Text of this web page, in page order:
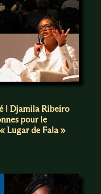
! Djamila Ribeiro
pour le
Lugar de Fala »